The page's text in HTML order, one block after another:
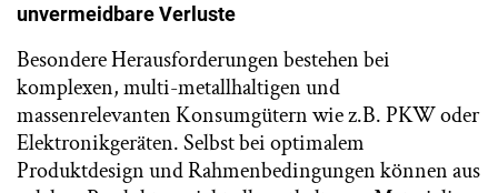
unvermeidbare Verluste
Besondere Herausforderungen bestehen bei
komplexen, multi-metallhaltigen und
massenrelevanten Konsumgütern wie z.B. PKW oder
Elektronikgeräten. Selbst bei optimalem
Produktdesign und Rahmenbedingungen können aus